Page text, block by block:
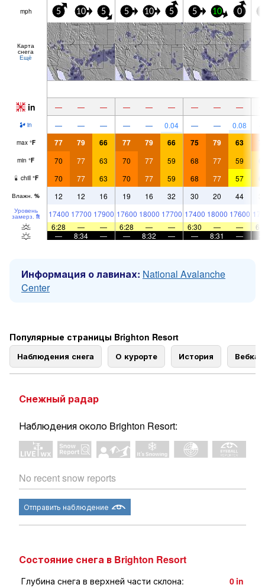
mph 5 10 5 5 10 5 5 10 0
Карта
снега
Ещё
in — — — — — — — — —
in — — — — — 0.04 — — 0.08
max °F 77 79 66 77 79 66 75 79 63
min °F 70 77 63 70 77 59 68 77 59
chill °F 70 77 63 70 77 59 68 77 57
Влажн. % 12 12 16 19 16 32 30 20 44
Уровень
замерз. ft 17400 17700 17900 17600 18000 17700 17400 18000 17600
6:28
— — 6:28 — — 6:30 — —
—
8:34 — — 8:32 — — 8:31 —
Информация о лавинах: National Avalanche
Center
Популярные страницы Brighton Resort
Наблюдения снега О курорте История
Снежный радар
Наблюдения около Brighton Resort:
No recent snow reports
Отправить наблюдение
Состояние снега в Brighton Resort
Глубина снега в верхней части склона: 0 in